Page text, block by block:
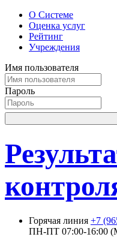
О Системе
Оценка услуг
Рейтинг
Учреждения
Имя пользователя
Пароль
Горячая линия +7
ПН-ПТ 07:00-16:00